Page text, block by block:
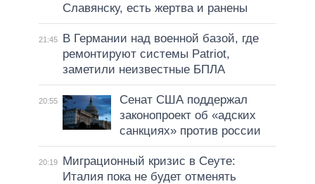
Славянску, есть жертва и ранены
21:45
В Германии над военной базой, где
ремонтируют системы Patriot,
заметили неизвестные БПЛА
20:55
Сенат США поддержал
законопроект об «адских
санкциях» против россии
20:19
Миграционный кризис в Сеуте:
Италия пока не будет отменять